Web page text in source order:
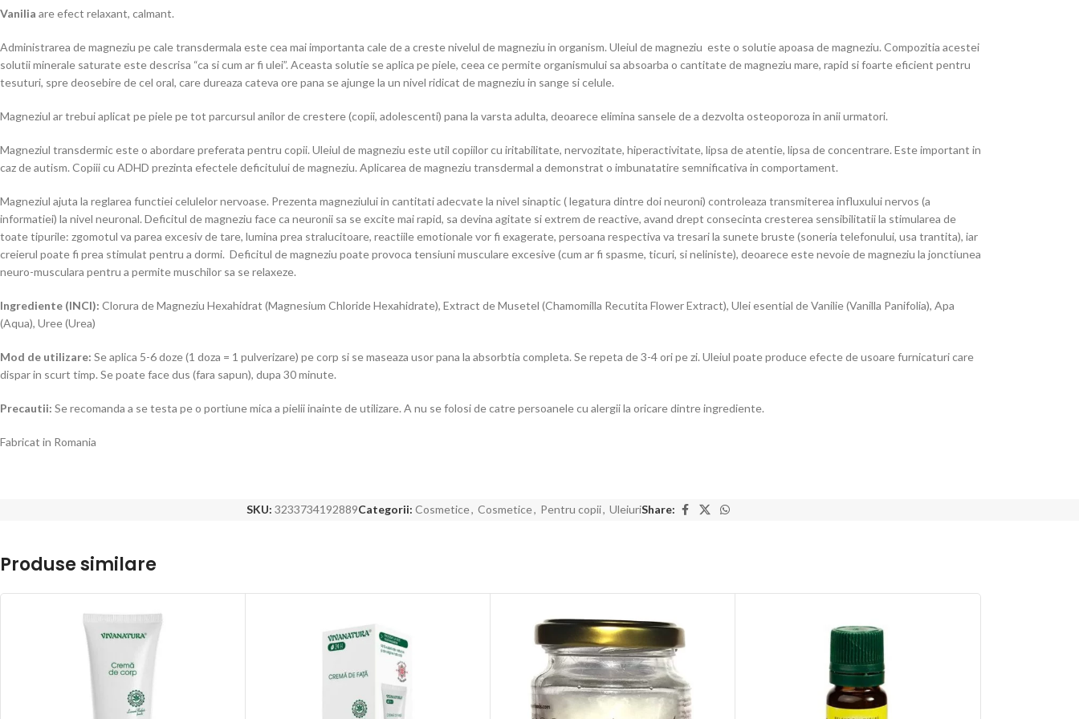
Vanilia are efect relaxant, calmant.
Administrarea de magneziu pe cale transdermala este cea mai importanta cale de a creste nivelul de magneziu in organism. Uleiul de magneziu este o solutie apoasa de magneziu. Compozitia acestei
solutii minerale saturate este descrisa “ca si cum ar fi ulei”. Aceasta solutie se aplica pe piele, ceea ce permite organismului sa absoarba o cantitate de magneziu mare, rapid si foarte eficient pentru
tesuturi, spre deosebire de cel oral, care dureaza cateva ore pana se ajunge la un nivel ridicat de magneziu in sange si celule.
Magneziul ar trebui aplicat pe piele pe tot parcursul anilor de crestere (copii, adolescenti) pana la varsta adulta, deoarece elimina sansele de a dezvolta osteoporoza in anii urmatori.
Magneziul transdermic este o abordare preferata pentru copii. Uleiul de magneziu este util copiilor cu iritabilitate, nervozitate, hiperactivitate, lipsa de atentie, lipsa de concentrare. Este important in
caz de autism. Copiii cu ADHD prezinta efectele deficitului de magneziu. Aplicarea de magneziu transdermal a demonstrat o imbunatatire semnificativa in comportament.
Magneziul ajuta la reglarea functiei celulelor nervoase. Prezenta magneziului in cantitati adecvate la nivel sinaptic ( legatura dintre doi neuroni) controleaza transmiterea influxului nervos (a
informatiei) la nivel neuronal. Deficitul de magneziu face ca neuronii sa se excite mai rapid, sa devina agitate si extrem de reactive, avand drept consecinta cresterea sensibilitatii la stimularea de
toate tipurile: zgomotul va parea excesiv de tare, lumina prea stralucitoare, reactiile emotionale vor fi exagerate, persoana respectiva va tresari la sunete bruste (soneria telefonului, usa trantita), iar
creierul poate fi prea stimulat pentru a dormi. Deficitul de magneziu poate provoca tensiuni musculare excesive (cum ar fi spasme, ticuri, si neliniste), deoarece este nevoie de magneziu la jonctiunea
neuro-musculara pentru a permite muschilor sa se relaxeze.
Ingrediente (INCI): Clorura de Magneziu Hexahidrat (Magnesium Chloride Hexahidrate), Extract de Musetel (Chamomilla Recutita Flower Extract), Ulei esential de Vanilie (Vanilla Panifolia), Apa
(Aqua), Uree (Urea)
Mod de utilizare: Se aplica 5-6 doze (1 doza = 1 pulverizare) pe corp si se maseaza usor pana la absorbtia completa. Se repeta de 3-4 ori pe zi. Uleiul poate produce efecte de usoare furnicaturi care
dispar in scurt timp. Se poate face dus (fara sapun), dupa 30 minute.
Precautii: Se recomanda a se testa pe o portiune mica a pielii inainte de utilizare. A nu se folosi de catre persoanele cu alergii la oricare dintre ingrediente.
Fabricat in Romania
SKU: 3233734192889Categorii: Cosmetice, Cosmetice, Pentru copii, UleiuriShare:
Produse similare